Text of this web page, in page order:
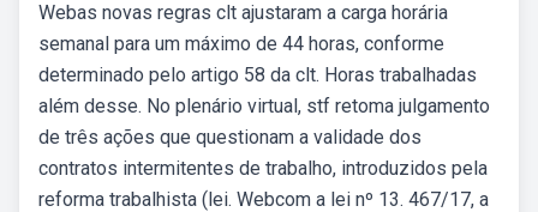
Webas novas regras clt ajustaram a carga horária
semanal para um máximo de 44 horas, conforme
determinado pelo artigo 58 da clt. Horas trabalhadas
além desse. No plenário virtual, stf retoma julgamento
de três ações que questionam a validade dos
contratos intermitentes de trabalho, introduzidos pela
reforma trabalhista (lei. Webcom a lei nº 13. 467/17, a